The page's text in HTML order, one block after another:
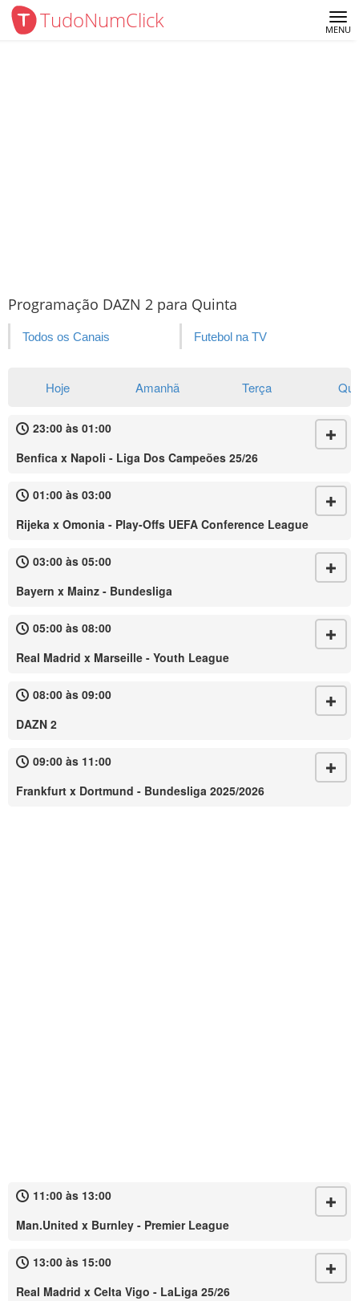
TudoNumClick MENU
Programação DAZN 2 para Quinta
Todos os Canais Futebol na TV
Hoje Amanhã Terça
23:00 às 01:00
Benfica x Napoli - Liga Dos Campeões 25/26
01:00 às 03:00
Rijeka x Omonia - Play-Offs UEFA Conference League
03:00 às 05:00
Bayern x Mainz - Bundesliga
05:00 às 08:00
Real Madrid x Marseille - Youth League
08:00 às 09:00
DAZN 2
09:00 às 11:00
Frankfurt x Dortmund - Bundesliga 2025/2026
11:00 às 13:00
Man.United x Burnley - Premier League
13:00 às 15:00
Real Madrid x Celta Vigo - LaLiga 25/26